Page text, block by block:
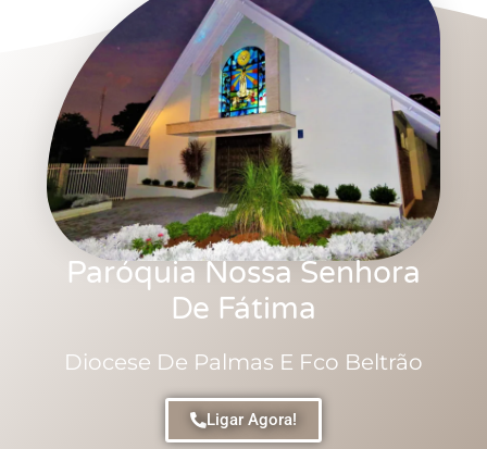
Paróquia Nossa Senhora
De Fátima
Diocese De Palmas E Fco Beltrão
Ligar Agora!